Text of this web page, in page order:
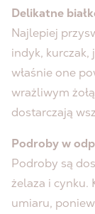
Delikatne
Najlepiej
indyk, kurczak,
właśnie one
wrażliwym
dostarczają
Podroby w
Podroby są
żelaza i cynku.
umiaru,